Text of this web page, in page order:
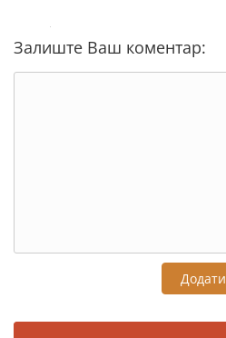
Залиште Ваш коментар:
Додати